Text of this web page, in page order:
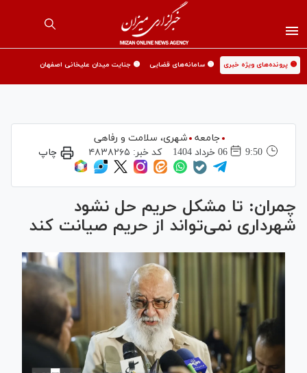
🟡 پرونده‌های ویژه خبری 🟡 سامانه‌های قضایی 🟡 جنایت میدان علیخانی اصفهان
جامعه
شهری،‌ سلامت و رفاهی
9:50
06 خرداد 1404 کد خبر: ۴۸۳۸۲۶۵ چاپ
چمران: تا مشکل حریم حل نشود
شهرداری نمی‌تواند از حریم صیانت کند